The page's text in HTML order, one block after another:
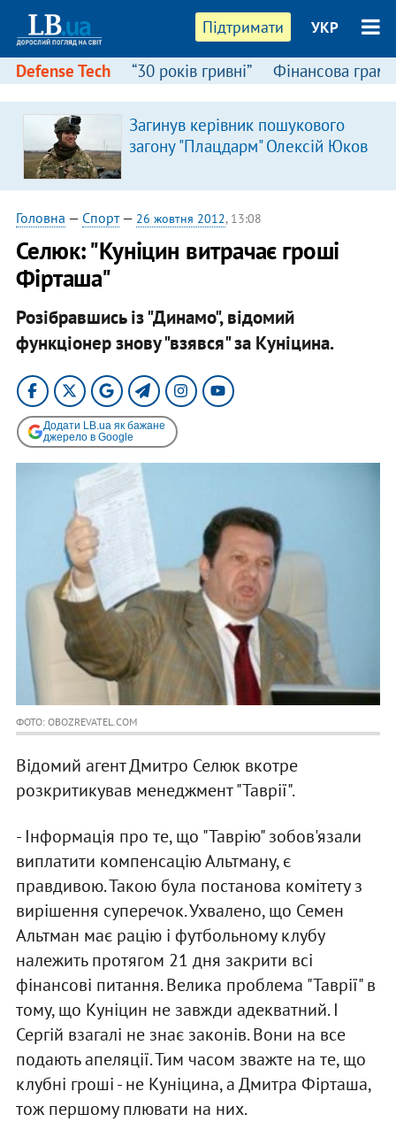
Підтримати УКР
Defense Tech “30 років гривні” Фінансова
Загинув керівник пошукового
загону "Плацдарм" Олексій Юков
Головна — Спорт— 26 жовтня 2012, 13:08
Селюк: "Куніцин витрачає гроші
Фірташа"
Розібравшись із "Динамо", відомий
функціонер знову "взявся" за Куніцина.
Додати LB.ua як бажане
джерело в Google
ФОТО: OBOZREVATEL.COM
Відомий агент Дмитро Селюк вкотре
розкритикував менеджмент "Таврії".
- Інформація про те, що "Таврію" зобов'язали
виплатити компенсацію Альтману, є
правдивою. Такою була постанова комітету з
вирішення суперечок. Ухвалено, що Семен
Альтман має рацію і футбольному клубу
належить протягом 21 дня закрити всі
фінансові питання. Велика проблема "Таврії" в
тому, що Куніцин не завжди адекватний. І
Сергій взагалі не знає законів. Вони на все
подають апеляції. Тим часом зважте на те, що
клубні гроші - не Куніцина, а Дмитра Фірташа,
тож першому плювати на них.